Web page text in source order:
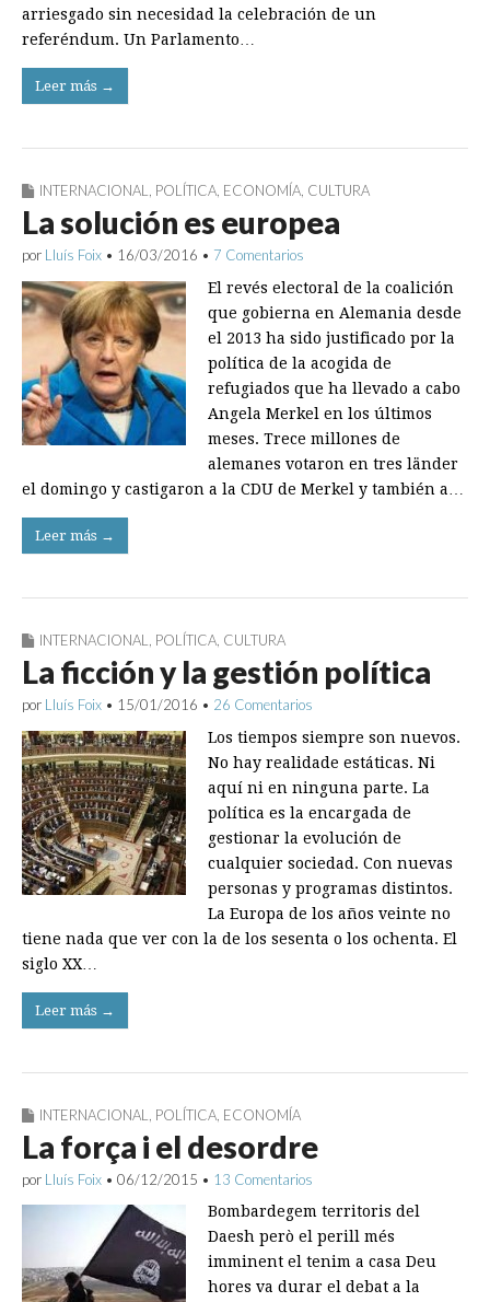
arriesgado sin necesidad la celebración de un
referéndum. Un Parlamento…
Leer más →
INTERNACIONAL POLÍTICA ECONOMÍA CULTURA
La solución es europea
por Lluís Foix • 16/03/2016 • 7 Comentarios
El revés electoral de la coalición
que gobierna en Alemania desde
el 2013 ha sido justificado por la
política de la acogida de
refugiados que ha llevado a cabo
Angela Merkel en los últimos
meses. Trece millones de
alemanes votaron en tres länder
el domingo y castigaron a la CDU de Merkel y también a…
Leer más →
INTERNACIONAL POLÍTICA CULTURA
La ficción y la gestión política
por Lluís Foix • 15/01/2016 • 26 Comentarios
Los tiempos siempre son nuevos.
No hay realidade estáticas. Ni
aquí ni en ninguna parte. La
política es la encargada de
gestionar la evolución de
cualquier sociedad. Con nuevas
personas y programas distintos.
La Europa de los años veinte no
tiene nada que ver con la de los sesenta o los ochenta. El
siglo XX…
Leer más →
INTERNACIONAL POLÍTICA ECONOMÍA
La força i el desordre
por Lluís Foix • 06/12/2015 • 13 Comentarios
Bombardegem territoris del
Daesh però el perill més
imminent el tenim a casa Deu
hores va durar el debat a la